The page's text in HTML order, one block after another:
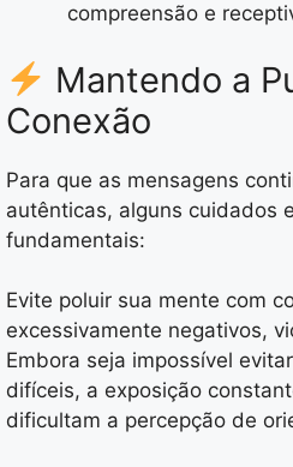
compreensão e
Mantendo a
Conexão
Para que as mensagens
autênticas, alguns cuidados
fundamentais:
Evite poluir sua mente com
excessivamente negativos,
Embora seja impossível
difíceis, a exposição
dificultam a percepção de